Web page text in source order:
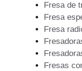
Fresa de
Fresa
Fresa
Fresas